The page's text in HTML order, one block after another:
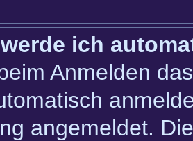
ich
Anmelden
angemeldet.